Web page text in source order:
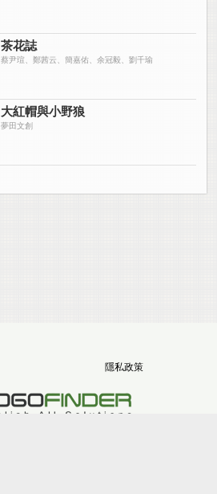
茶花誌
蔡尹瑄、鄭茜云、簡嘉佑、余冠毅、劉千瑜
大紅帽與小野狼
夢田文創
隱私政策